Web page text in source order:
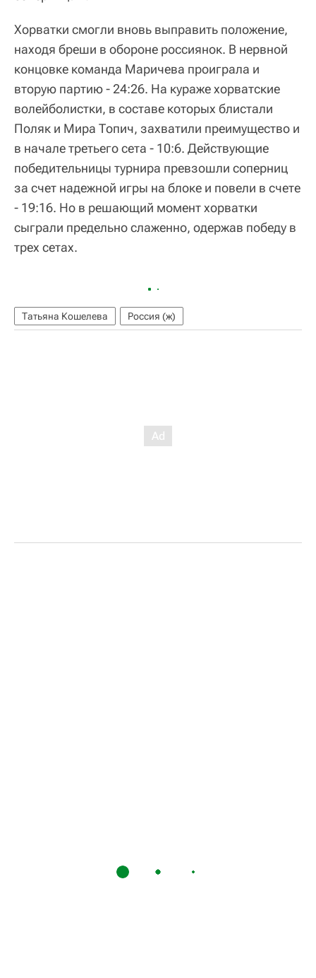
Хорватки смогли вновь выправить положение,
находя бреши в обороне россиянок. В нервной
концовке команда Маричева проиграла и
вторую партию - 24:26. На кураже хорватские
волейболистки, в составе которых блистали
Поляк и Мира Топич, захватили преимущество и
в начале третьего сета - 10:6. Действующие
победительницы турнира превзошли соперниц
за счет надежной игры на блоке и повели в счете
- 19:16. Но в решающий момент хорватки
сыграли предельно слаженно, одержав победу в
трех сетах.
Татьяна Кошелева Россия (ж)